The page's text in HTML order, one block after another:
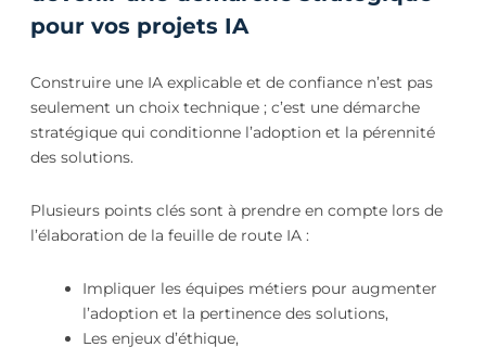
pour vos projets IA
Construire une IA explicable et de confiance n’est pas
seulement un choix technique ; c’est une démarche
stratégique qui conditionne l’adoption et la pérennité
des solutions.
Plusieurs points clés sont à prendre en compte lors de
l’élaboration de la feuille de route IA :
Impliquer les équipes métiers pour augmenter
l’adoption et la pertinence des solutions,
Les enjeux d’éthique,